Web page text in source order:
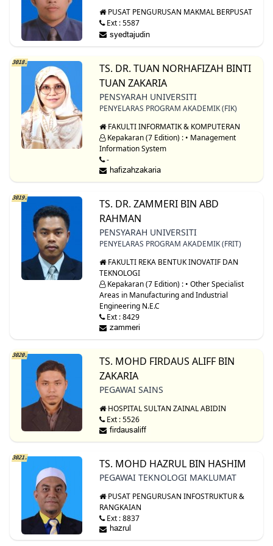
PUSAT PENGURUSAN MAKMAL BERPUSAT
Ext : 5587
3018.
TS. DR. TUAN NORHAFIZAH BINTI
TUAN ZAKARIA
PENSYARAH UNIVERSITI
PENYELARAS PROGRAM AKADEMIK (FIK)
FAKULTI INFORMATIK & KOMPUTERAN
Kepakaran (7 Edition) : • Management
Information System
-
3019.
TS. DR. ZAMMERI BIN ABD
RAHMAN
PENSYARAH UNIVERSITI
PENYELARAS PROGRAM AKADEMIK (FRIT)
FAKULTI REKA BENTUK INOVATIF DAN
TEKNOLOGI
Kepakaran (7 Edition) : • Other Specialist
Areas in Manufacturing and Industrial
Engineering N.E.C
Ext : 8429
3020.
TS. MOHD FIRDAUS ALIFF BIN
ZAKARIA
PEGAWAI SAINS
HOSPITAL SULTAN ZAINAL ABIDIN
Ext : 5526
3021. TS. MOHD HAZRUL BIN HASHIM
PEGAWAI TEKNOLOGI MAKLUMAT
PUSAT PENGURUSAN INFOSTRUKTUR &
RANGKAIAN
Ext : 8837